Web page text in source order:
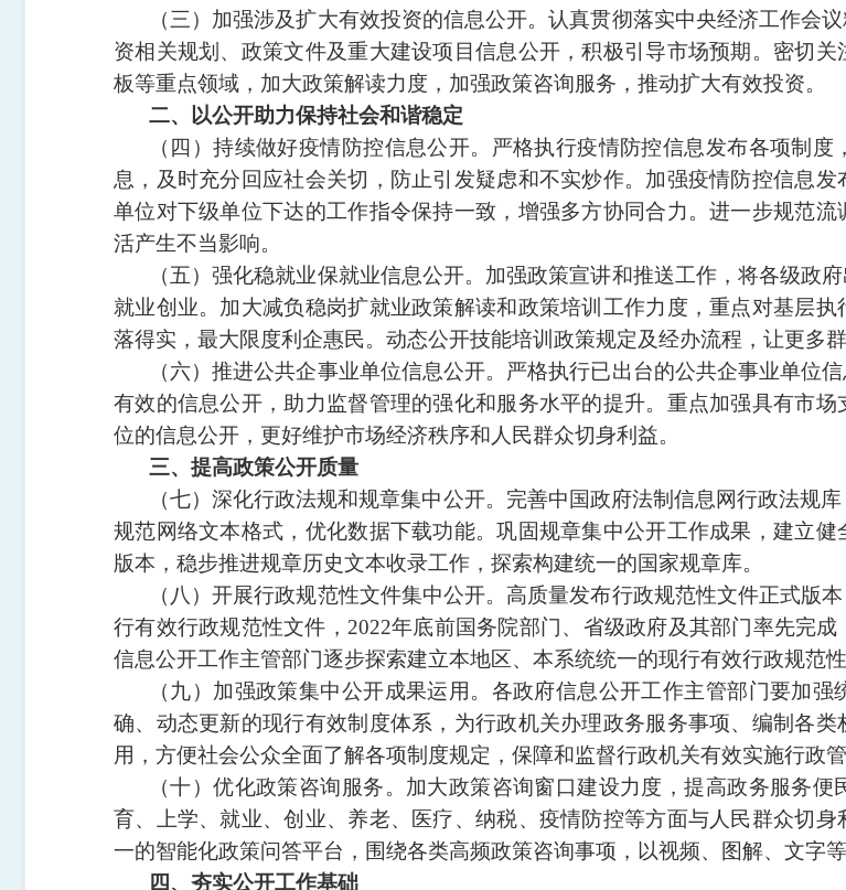
（三）加强涉及扩大有效投资的信息公开。认真贯彻落实中央经济工作会
资相关规划、政策文件及重大建设项目信息公开，积极引导市场预期。密切
板等重点领域，加大政策解读力度，加强政策咨询服务，推动扩大有效投资。
二、以公开助力保持社会和谐稳定
（四）持续做好疫情防控信息公开。
严格执行疫情防控信息发布各项制
息，及时充分回应社会关切，防止引发疑虑和不实炒作。加强疫情防控信息
单位对下级单位下达的工作指令保持一致，增强多方协同合力。进一步规范
活产生不当影响。
（五）强化稳就业保就业信息公开。 加强政策宣讲和推送工作，将各级政
就业创业。加大减负稳岗扩就业政策解读和政策培训工作力度，重点对基层
落得实，最大限度利企惠民。动态公开技能培训政策规定及经办流程，让更多
（六）推进公共企事业单位信息公开。 严格执行已出台的公共企事业单位
有效的信息公开，助力监督管理的强化和服务水平的提升。重点加强具有市
位的信息公开，更好维护市场经济秩序和人民群众切身利益。
三、提高政策公开质量
（七）深化行政法规和规章集中公开。 完善中国政府法制信息网行政法规
规范网络文本格式，优化数据下载功能。巩固规章集中公开工作成果，建立
版本，稳步推进规章历史文本收录工作，探索构建统一的国家规章库。
（八）开展行政规范性文件集中公开。高质量发布行政规范性文件正式版
行有效行政规范性文件，2022年底前国务院部门、省级政府及其部门率先完
信息公开工作主管部门逐步探索建立本地区、本系统统一的现行有效行政规范
（九）加强政策集中公开成果运用。 各政府信息公开工作主管部门要加
确、动态更新的现行有效制度体系，为行政机关办理政务服务事项、编制各
用，方便社会公众全面了解各项制度规定，保障和监督行政机关有效实施行政管
（十）优化政策咨询服务。 加大政策咨询窗口建设力度，提高政务服务
育、上学、就业、创业、养老、医疗、纳税、疫情防控等方面与人民群众切
一的智能化政策问答平台，围绕各类高频政策咨询事项，以视频、图解、文字
四、夯实公开工作基础